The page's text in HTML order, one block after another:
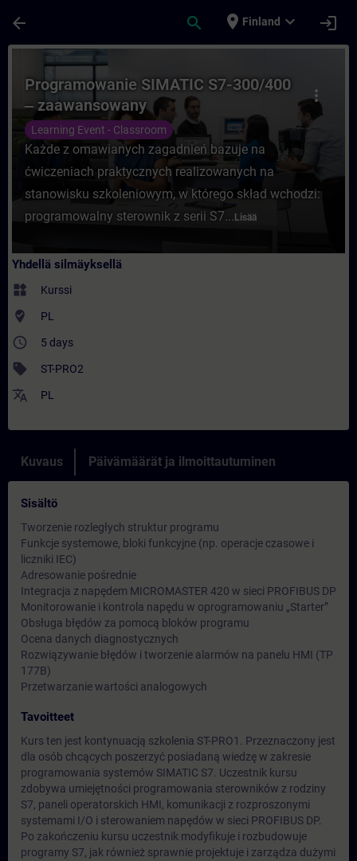
arrow_back search place Finland expand_more login
Kurssi - Programowanie SIMATIC S7-
more_vert
Programowanie SIMATIC S7-300/400
‒ zaawansowany
Learning Event - Classroom
Każde z omawianych zagadnień bazuje na
ćwiczeniach praktycznych realizowanych na
stanowisku szkoleniowym, w którego skład wchodzi:
programowalny sterownik z serii S7... Lisää
Yhdellä silmäyksellä
widgets Kurssi
where_to_vote PL
access_time 5 days
sell ST-PRO2
translate PL
Kuvaus Päivämäärät ja ilmoittautuminen
Sisältö
Tworzenie rozległych struktur programu
Funkcje systemowe, bloki funkcyjne (np. operacje czasowe i
liczniki IEC)
Adresowanie pośrednie
Integracja z napędem MICROMASTER 420 w sieci PROFIBUS DP
Monitorowanie i kontrola napędu w oprogramowaniu „Starter”
Obsługa błędów za pomocą bloków programu
Ocena danych diagnostycznych
Rozwiązywanie błędów i tworzenie alarmów na panelu HMI (TP
177B)
Przetwarzanie wartości analogowych
Tavoitteet
Kurs ten jest kontynuacją szkolenia ST-PRO1. Przeznaczony jest
dla osób chcących poszerzyć posiadaną wiedzę w zakresie
programowania systemów SIMATIC S7. Uczestnik kursu
zdobywa umiejętności programowania sterowników z rodziny
S7, paneli operatorskich HMI, komunikacji z rozproszonymi
systemami I/O i sterowaniem napędów w sieci PROFIBUS DP.
Po zakończeniu kursu uczestnik modyfikuje i rozbudowuje
programy S7, jak również sprawnie projektuje i zarządza dużymi